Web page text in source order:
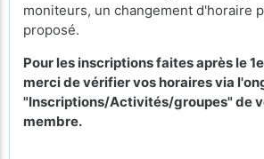
moniteurs, un changement d'horaire
proposé.
Pour les inscriptions faites après le
merci de vérifier vos horaires via
"Inscriptions/Activités/groupes" de
membre.